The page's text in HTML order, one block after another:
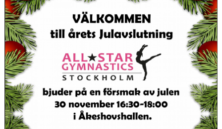
DOKUMENT
BOKNING
FRITIDSKORTET
VÅRA GULDSTÖDMEDLEMMAR